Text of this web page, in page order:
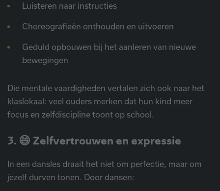
Luisteren naar instructies
Choreografieën onthouden en uitvoeren
Geduld opbouwen bij het aanleren van nieuwe
bewegingen
Die mentale vaardigheden vertalen zich ook naar het
klaslokaal: veel ouders merken dat hun kind meer
focus en zelfdiscipline toont op school.
3. 😄 Zelfvertrouwen en expressie
In een dansles draait het niet om perfectie, maar om
jezelf durven tonen. Door dansen: